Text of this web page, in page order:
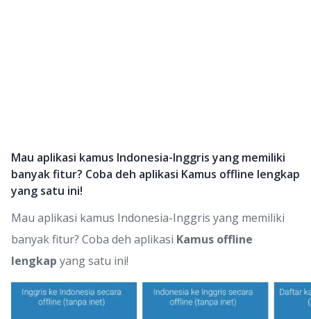
Mau aplikasi kamus Indonesia-Inggris yang memiliki
banyak fitur? Coba deh aplikasi Kamus offline lengkap
yang satu ini!
Mau aplikasi kamus Indonesia-Inggris yang memiliki
banyak fitur? Coba deh aplikasi Kamus offline
lengkap yang satu ini!